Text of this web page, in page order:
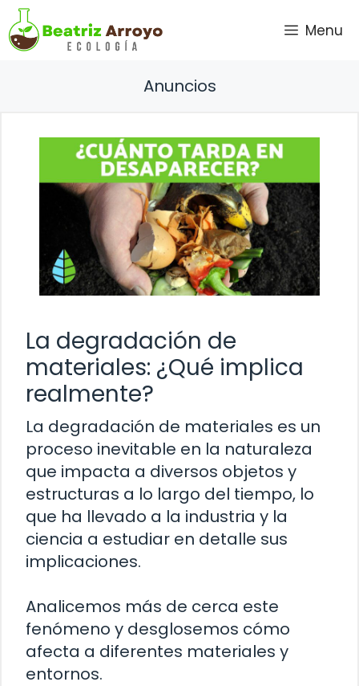
Saltar
al
contenido
Menu
Anuncios
La degradación de
materiales: ¿Qué implica
realmente?
La degradación de materiales es un
proceso inevitable en la naturaleza
que impacta a diversos objetos y
estructuras a lo largo del tiempo, lo
que ha llevado a la industria y la
ciencia a estudiar en detalle sus
implicaciones.
Analicemos más de cerca este
fenómeno y desglosemos cómo
afecta a diferentes materiales y
entornos.